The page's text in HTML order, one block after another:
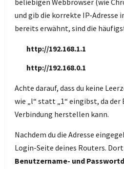
beliebigen Webbrowser (wie
und gib die korrekte IP-Adresse
bereits erwähnt, sind die
http://192.168.1.1
http://192.168.0.1
Achte darauf, dass du keine
wie „l“ statt „1“ eingibst, da der
Verbindung herstellen kann.
Nachdem du die Adresse
Login-Seite deines Routers.
Benutzername- und